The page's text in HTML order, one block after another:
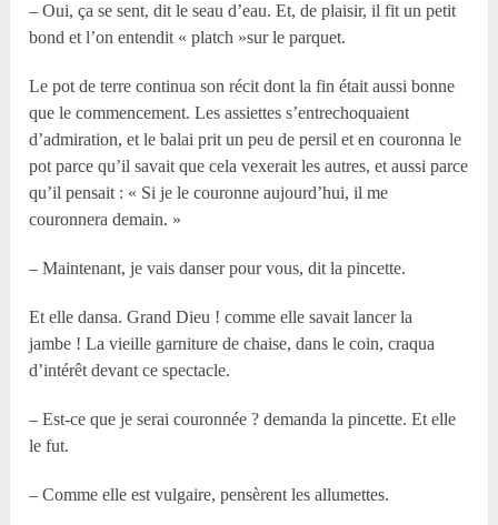
– Oui, ça se sent, dit le seau d’eau. Et, de plaisir, il fit un petit
bond et l’on entendit « platch »sur le parquet.
Le pot de terre continua son récit dont la fin était aussi bonne
que le commencement. Les assiettes s’entrechoquaient
d’admiration, et le balai prit un peu de persil et en couronna le
pot parce qu’il savait que cela vexerait les autres, et aussi parce
qu’il pensait : « Si je le couronne aujourd’hui, il me
couronnera demain. »
– Maintenant, je vais danser pour vous, dit la pincette.
Et elle dansa. Grand Dieu ! comme elle savait lancer la
jambe ! La vieille garniture de chaise, dans le coin, craqua
d’intérêt devant ce spectacle.
– Est-ce que je serai couronnée ? demanda la pincette. Et elle
le fut.
– Comme elle est vulgaire, pensèrent les allumettes.